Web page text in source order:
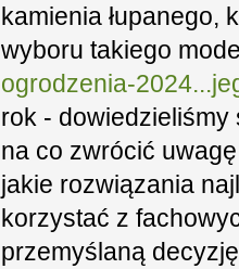
kamienia łupanego,
wyboru takiego
ogrodzenia-
rok - dowiedzieliśmy
na co zwrócić
jakie rozwiązania
korzystać z
przemyślaną